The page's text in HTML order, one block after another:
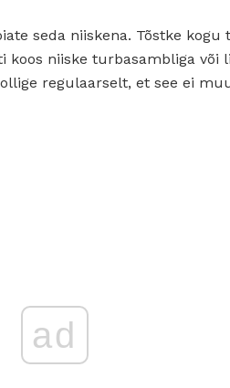
seda niiskena. Tõstke kogu
koos niiske turbasambliga või
regulaarselt, et see ei
ad